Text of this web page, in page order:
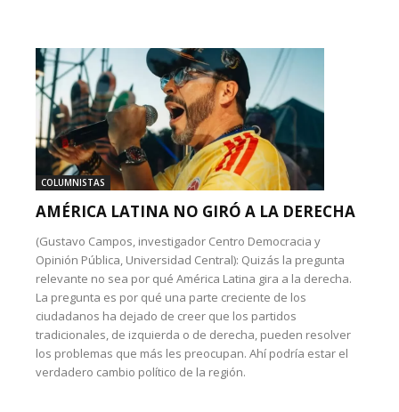
COLUMNISTAS
AMÉRICA LATINA NO GIRÓ A LA DERECHA
(Gustavo Campos, investigador Centro Democracia y
Opinión Pública, Universidad Central): Quizás la pregunta
relevante no sea por qué América Latina gira a la derecha.
La pregunta es por qué una parte creciente de los
ciudadanos ha dejado de creer que los partidos
tradicionales, de izquierda o de derecha, pueden resolver
los problemas que más les preocupan. Ahí podría estar el
verdadero cambio político de la región.